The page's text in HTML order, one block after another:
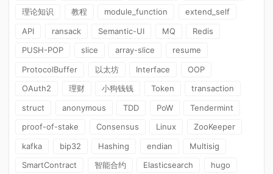
理论知识
教程 module_function
extend_self
API
ransack Semantic-UI MQ
Redis
PUSH-POP
slice array-slice
resume
ProtocolBuffer
以太坊 Interface
OOP
OAuth2
理财 小狗钱钱 Token
transaction
struct
anonymous TDD PoW
Tendermint
proof-of-stake
Consensus Linux
ZooKeeper
kafka
bip32 Hashing endian
Multisig
SmartContract
智能合约 Elasticsearch
hugo